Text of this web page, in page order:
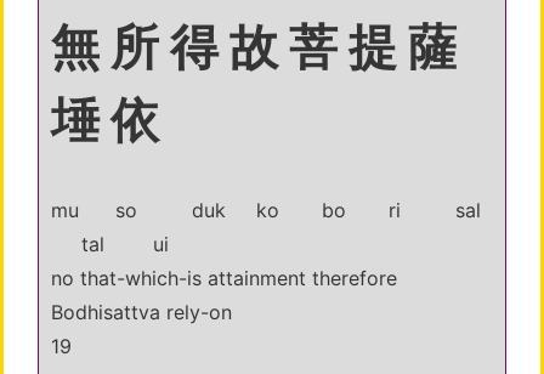
無 所 得 故 菩 提 薩
埵 依
mu so duk ko bo ri sal
tal ui
no that-which-is attainment therefore
Bodhisattva rely-on
19